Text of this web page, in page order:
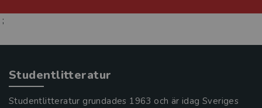
;
Studentlitteratur
Studentlitteratur grundades 1963 och är idag Sveriges